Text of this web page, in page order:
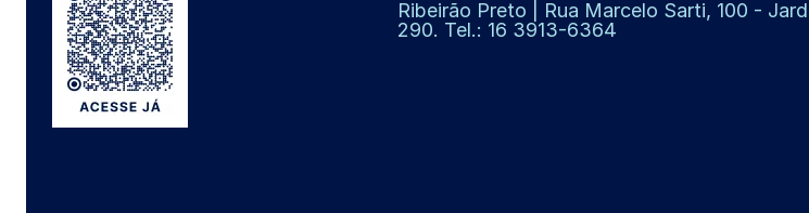
Ribeirão Preto | Rua Marcelo Sarti, 100 -
290. Tel.: 16 3913-6364